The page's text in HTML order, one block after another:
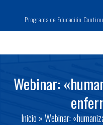
Programa de Educación
Webinar:
Inicio »Webinar: